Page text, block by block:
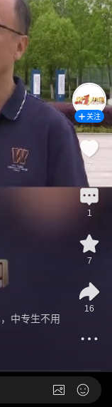
中专生不用
关注
7
1
7
16